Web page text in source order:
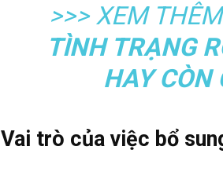
>>> XEM
TÌNH TRẠNG
HAY CÒN
Vai trò của việc bổ